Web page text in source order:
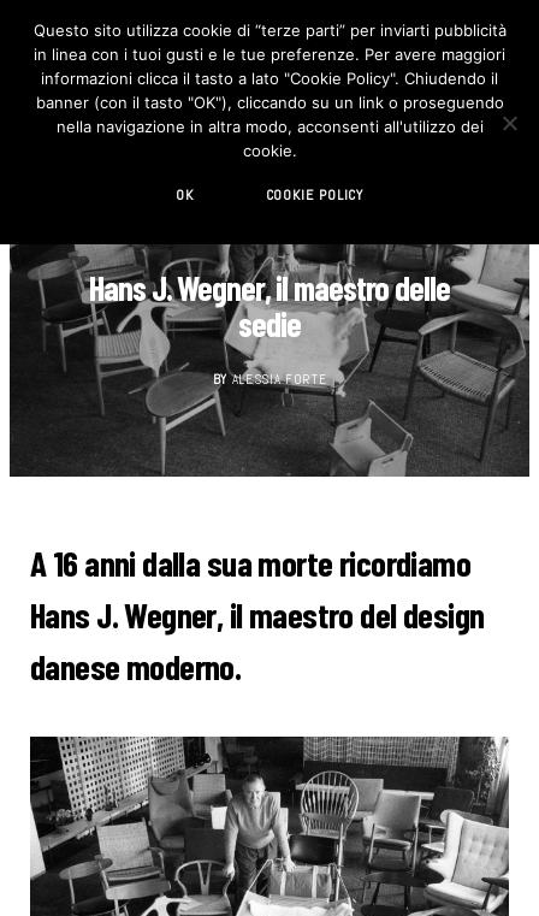
F
c
e
b
o
I
n
s
t
Hans J. Wegner, il maestro delle
sedie
BY ALESSIA FORTE
A 16 anni dalla sua morte ricordiamo
Hans J. Wegner, il maestro del design
danese moderno.
Questo sito utilizza cookie di “terze parti” per inviarti pubblicità
in linea con i tuoi gusti e le tue preferenze. Per avere maggiori
informazioni clicca il tasto a lato "Cookie Policy". Chiudendo il
banner (con il tasto "OK"), cliccando su un link o proseguendo
nella navigazione in altra modo, acconsenti all'utilizzo dei
cookie.
OK COOKIE POLICY